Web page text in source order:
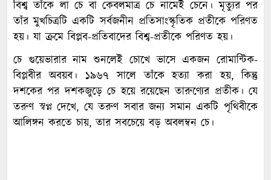
বিশ্ব তাঁকে লা চে বা কেবলমাত্র চে নামেই চেনে। মৃত্যুর পর
তাঁর মুখচিত্রটি একটি সর্বজনীন প্রতিসাংস্কৃতিক প্রতীকে পরিণত
হয়। যা ক্রমে বিপ্লব-প্রতিবাদের বিশ্ব-প্রতীকে পরিণত হয়।
চে গুয়েভারার নাম শুনলেই চোখে ভাসে একজন রোমান্টিক-
বিপ্লবীর অবয়ব। ১৯৬৭ সালে তাঁকে হত্যা করা হয়, কিন্তু
দশকের পর দশকজুড়ে চে হয়ে রয়েছেন তারুণ্যের প্রতীক। যে
তরুণ স্বপ্ন দেখে, যে তরুণ সবার জন্য সমান একটি পৃথিবীকে
আলিঙ্গন করতে চায়, তার সবচেয়ে বড় অবলম্বন চে।